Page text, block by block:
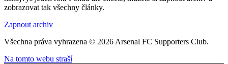
zobrazovat tak všechny články.
Zapnout archiv
Všechna práva vyhrazena © 2026 Arsenal FC Supporters Club.
Na tomto webu straší